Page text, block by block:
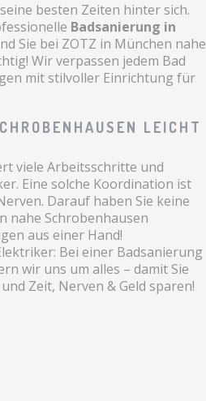
besten Zeiten hinter sich.
Badsanierung in
Sie bei ZOTZ in München nahe
Wir verpassen jedem Bad
mit stilvoller Einrichtung für
LEICHT
viele Arbeitsschritte und
Eine solche Koordination ist
Darauf haben Sie keine
nahe Schrobenhausen
aus einer Hand!
Bei einer Badsanierung
wir uns um alles – damit Sie
Zeit, Nerven & Geld sparen!